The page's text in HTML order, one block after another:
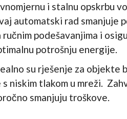
i stalnu opskrbu
automatski rad smanjuje
ručnim podešavanjima i
potrošnju energije.
su rješenje za objekte
niskim tlakom u mreži.
smanjuju troškove.